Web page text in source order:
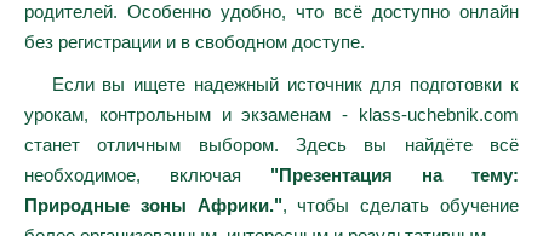
родителей. Особенно удобно, что всё доступно онлайн
без регистрации и в свободном доступе.
Если вы ищете надежный источник для подготовки к
урокам, контрольным и экзаменам - klass-uchebnik.com
станет отличным выбором. Здесь вы найдёте всё
необходимое, включая "Презентация на тему:
Природные зоны Африки.", чтобы сделать обучение